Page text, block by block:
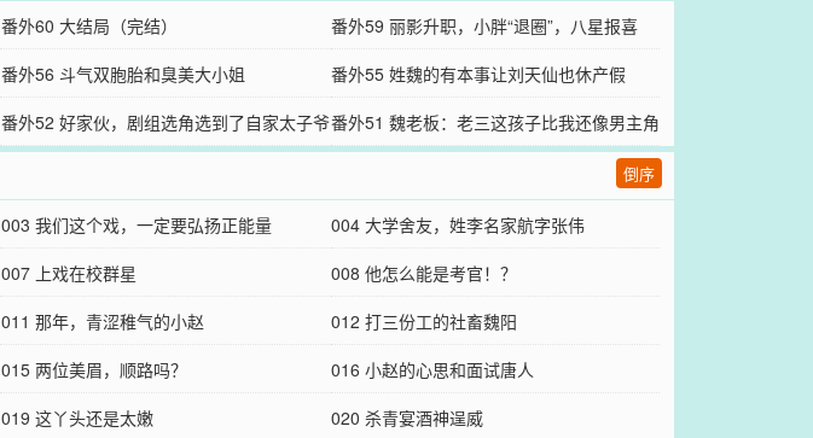
番外60 大结局（完结）
番外59 丽影升职，小胖“退圈”，八星报喜
番外56 斗气双胞胎和臭美大小姐
番外55 姓魏的有本事让刘天仙也休产假
番外52 好家伙，剧组选角选到了自家太子爷番外51 魏老板：老三这孩子比我还像男主角
倒序
003 我们这个戏，一定要弘扬正能量
004 大学舍友，姓李名家航字张伟
007 上戏在校群星
008 他怎么能是考官！？
011 那年，青涩稚气的小赵
012 打三份工的社畜魏阳
015 两位美眉，顺路吗？
016 小赵的心思和面试唐人
019 这丫头还是太嫩
020 杀青宴酒神逞威